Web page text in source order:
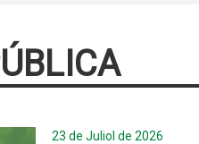
23 de Juliol de 2026